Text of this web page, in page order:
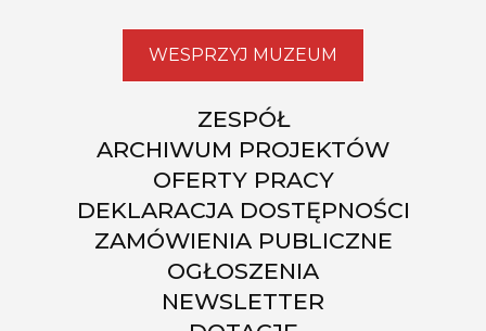
WESPRZYJ MUZEUM
ZESPÓŁ
ARCHIWUM PROJEKTÓW
OFERTY PRACY
DEKLARACJA DOSTĘPNOŚCI
ZAMÓWIENIA PUBLICZNE
OGŁOSZENIA
NEWSLETTER